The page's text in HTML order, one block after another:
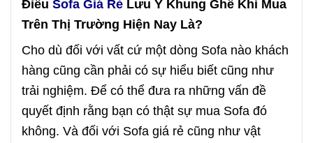
Điều Sofa Giá Rẻ Lưu Ý Khung Ghế Khi Mua
Trên Thị Trường Hiện Nay Là?
Cho dù đối với vất cứ một dòng Sofa nào khách
hàng cũng cần phải có sự hiểu biết cũng như
trải nghiệm. Để có thể đưa ra những vấn đề
quyết định rằng bạn có thật sự mua Sofa đó
không. Và đối với Sofa giá rẻ cũng như vật